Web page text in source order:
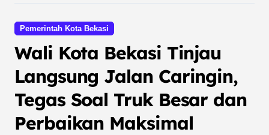
Pemerintah Kota Bekasi
Wali Kota Bekasi Tinjau
Langsung Jalan Caringin,
Tegas Soal Truk Besar dan
Perbaikan Maksimal